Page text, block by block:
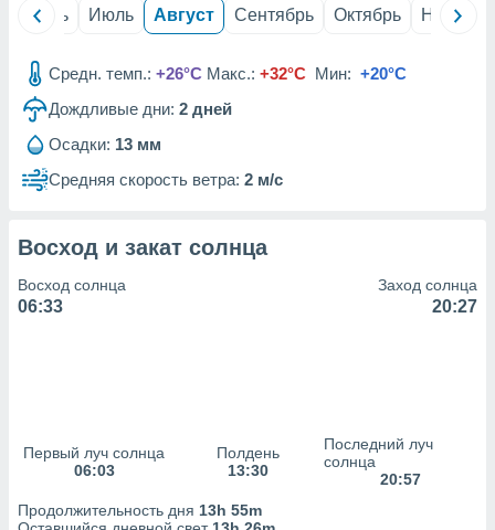
рекламы
сведения
1199
Июнь Июль Август Сентябрь Октябрь Ноябрь
Средн. темп.: +26°C Макс.: +32°C Мин: +20°C
Дождливые дни: 2 дней
Осадки: 13 мм
Средняя скорость ветра: 2 м/с
Восход и закат солнца
Восход солнца
06:33
Заход солнца
20:27
Первый луч солнца
06:03
Полдень
13:30
Последний луч
солнца
20:57
Продолжительность дня 13h 55m